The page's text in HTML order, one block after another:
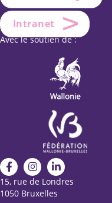
Intranet
Avec le soutien de :
15, rue de Londres
1050 Bruxelles